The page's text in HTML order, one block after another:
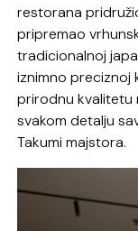
restorana
pripremao
tradicionalnoj
iznimno preciznoj
prirodnu kvalitetu
svakom detalju
Takumi majstora.